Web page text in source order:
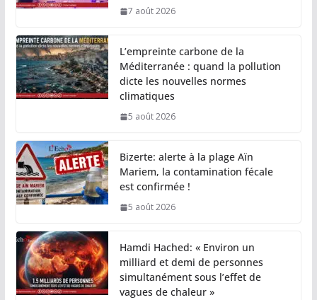
7 août 2026
L’empreinte carbone de la
Méditerranée : quand la pollution
dicte les nouvelles normes
climatiques
5 août 2026
Bizerte: alerte à la plage Aïn
Mariem, la contamination fécale
est confirmée !
5 août 2026
Hamdi Hached: « Environ un
milliard et demi de personnes
simultanément sous l’effet de
vagues de chaleur »